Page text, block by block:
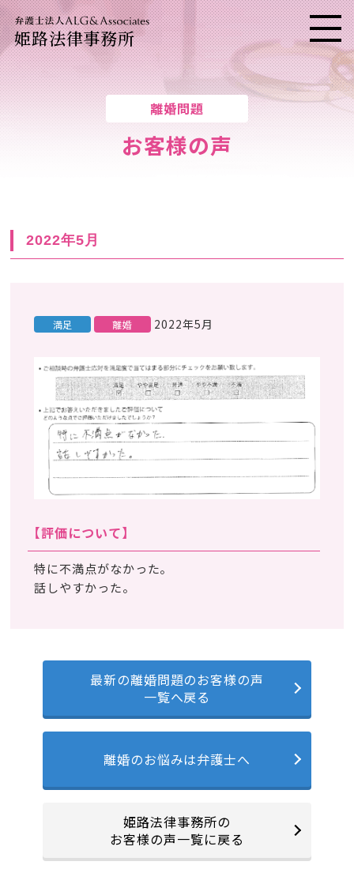
姫路法律事務所 メニ
離婚問題
お客様の声
2022年5月
満足 離婚 2022年5月
【評価について】
特に不満点がなかった。
話しやすかった。
最新の離婚問題のお客様の声
一覧へ戻る
離婚のお悩みは弁護士へ
姫路法律事務所の
お客様の声一覧に戻る